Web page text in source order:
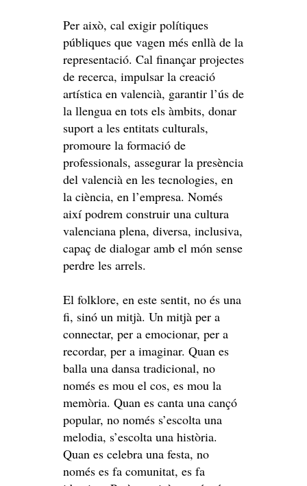
Per això, cal exigir polítiques
públiques que vagen més enllà de la
representació. Cal finançar projectes
de recerca, impulsar la creació
artística en valencià, garantir l’ús de
la llengua en tots els àmbits, donar
suport a les entitats culturals,
promoure la formació de
professionals, assegurar la presència
del valencià en les tecnologies, en
la ciència, en l’empresa. Només
així podrem construir una cultura
valenciana plena, diversa, inclusiva,
capaç de dialogar amb el món sense
perdre les arrels.
El folklore, en este sentit, no és una
fi, sinó un mitjà. Un mitjà per a
connectar, per a emocionar, per a
recordar, per a imaginar. Quan es
balla una dansa tradicional, no
només es mou el cos, es mou la
memòria. Quan es canta una cançó
popular, no només s’escolta una
melodia, s’escolta una història.
Quan es celebra una festa, no
només es fa comunitat, es fa